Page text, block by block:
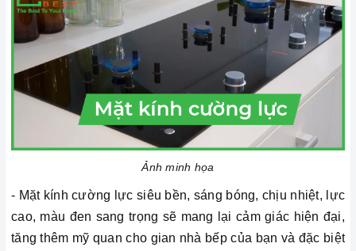
Ảnh minh họa
- Mặt kính cường lực siêu bền, sáng bóng, chịu nhiệt, lực
cao, màu đen sang trọng sẽ mang lại cảm giác hiện đại,
tăng thêm mỹ quan cho gian nhà bếp của bạn và đặc biệt